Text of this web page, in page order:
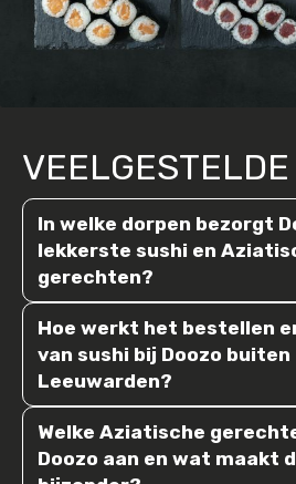
In welke dorpen bezorgt
lekkerste sushi en
gerechten?
Doozo bezorgt dagelijks, van
met zondag, verse sushi en
Aziatische gerechten in
Leeuwarden. U kunt onze
Wirdum, Wergea, Berlikum,
Beetgumermolen, Sint
Hoe werkt het bestellen
van sushi bij Doozo buiten
Leeuwarden?
Bij Doozo bestelt u eenvoudig
bestelpagina. U kiest daar een
voor bezorging: 17:00-18:00,
Welke Aziatische
Doozo aan en wat maakt